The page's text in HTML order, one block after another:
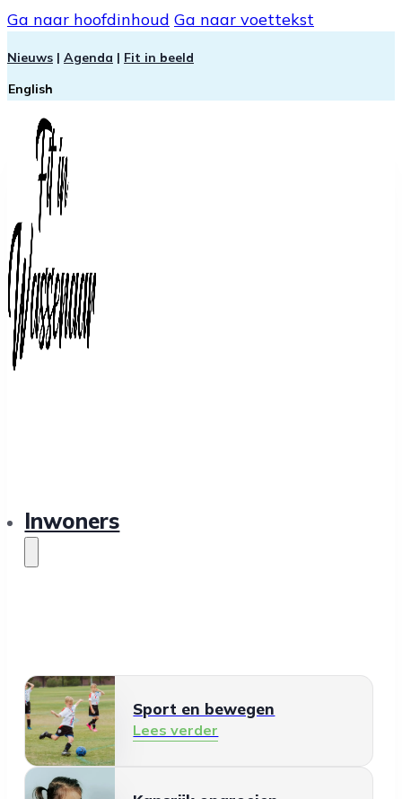
Ga naar hoofdinhoud Ga naar voettekst
Nieuws | Agenda | Fit in beeld
English
Inwoners
Sport en bewegen
Lees verder